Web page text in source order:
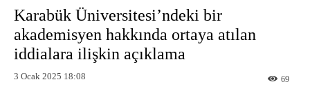
Karabük Üniversitesi’ndeki bir
akademisyen hakkında ortaya atılan
iddialara ilişkin açıklama
3 Ocak 2025 18:08 69